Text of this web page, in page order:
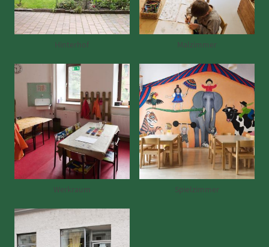
Hinterhof Malzimmer
Werkraum Spielzimmer